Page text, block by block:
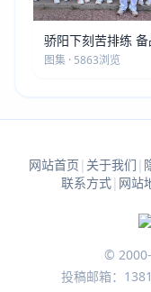
骄阳下刻苦排练
五届莫斯科世界大
图集 · 5863浏览
网站首页 | 关于我们 |
联系方式| 网站
©
投稿邮箱：